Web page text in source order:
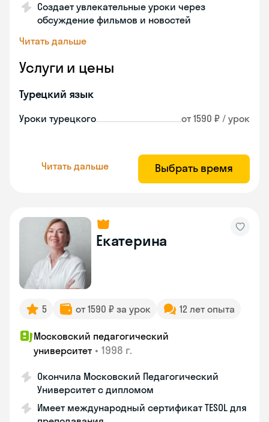
Создает увлекательные уроки через
обсуждение фильмов и новостей
Читать дальше
Услуги и цены
Турецкий язык
Уроки турецкого от 1590 ₽ / урок
Читать дальше Выбрать время
Екатерина
5 от 1590 ₽ за урок 12 лет опыта
Московский педагогический
университет • 1998 г.
Окончила Московский Педагогический
Университет с дипломом
Имеет международный сертификат TESOL для